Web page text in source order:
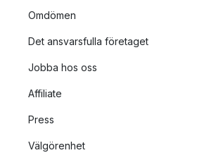
Omdömen
Det ansvarsfulla företaget
Jobba hos oss
Affiliate
Press
Välgörenhet